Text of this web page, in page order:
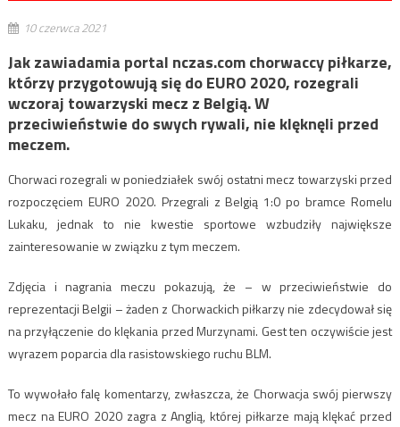
10 czerwca 2021
Jak zawiadamia portal nczas.com chorwaccy piłkarze,
którzy przygotowują się do EURO 2020, rozegrali
wczoraj towarzyski mecz z Belgią. W
przeciwieństwie do swych rywali, nie klęknęli przed
meczem.
Chorwaci rozegrali w poniedziałek swój ostatni mecz towarzyski przed
rozpoczęciem EURO 2020. Przegrali z Belgią 1:0 po bramce Romelu
Lukaku, jednak to nie kwestie sportowe wzbudziły największe
zainteresowanie w związku z tym meczem.
Zdjęcia i nagrania meczu pokazują, że – w przeciwieństwie do
reprezentacji Belgii – żaden z Chorwackich piłkarzy nie zdecydował się
na przyłączenie do klękania przed Murzynami. Gest ten oczywiście jest
wyrazem poparcia dla rasistowskiego ruchu BLM.
To wywołało falę komentarzy, zwłaszcza, że Chorwacja swój pierwszy
mecz na EURO 2020 zagra z Anglią, której piłkarze mają klękać przed